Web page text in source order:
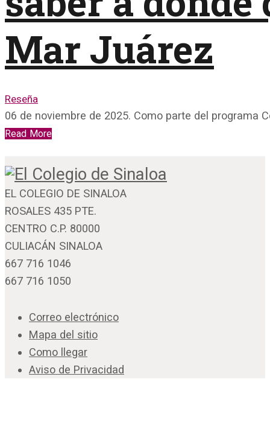
Mar Juárez
Reseña
06 de noviembre de 2025. Como parte del programa
Read More
EL COLEGIO DE SINALOA
ROSALES 435 PTE.
CENTRO C.P. 80000
CULIACÁN SINALOA
667 716 1046
667 716 1050
Correo electrónico
Mapa del sitio
Como llegar
Aviso de Privacidad